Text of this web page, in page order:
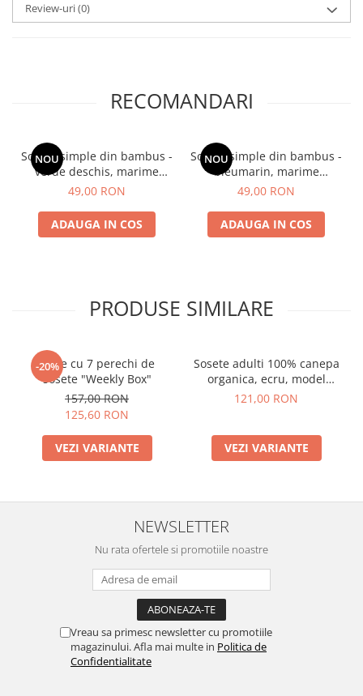
Review-uri(0)
RECOMANDARI
NOU
Sosete simple din bambus -
verde deschis, marime
universala
49,00 RON
ADAUGA IN COS
NOU
Sosete simple din bambus -
bleumarin, marime
universala
49,00 RON
ADAUGA IN COS
PRODUSE SIMILARE
-20%
Cutie cu 7 perechi de
sosete "Weekly Box"
157,00 RON
125,60 RON
VEZI VARIANTE
Sosete adulti 100% canepa
organica, ecru, model
Enrico
121,00 RON
VEZI VARIANTE
NEWSLETTER
Nu rata ofertele si promotiile noastre
Vreau sa primesc newsletter cu promotiile
magazinului. Afla mai multe in Politica de
Confidentialitate